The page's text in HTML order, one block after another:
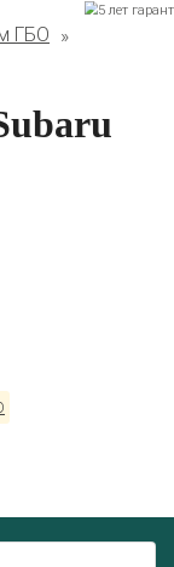
ГБО